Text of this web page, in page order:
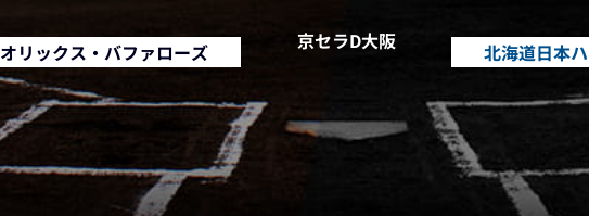
オリックス・バファローズ 京セラD大阪 北海道日本